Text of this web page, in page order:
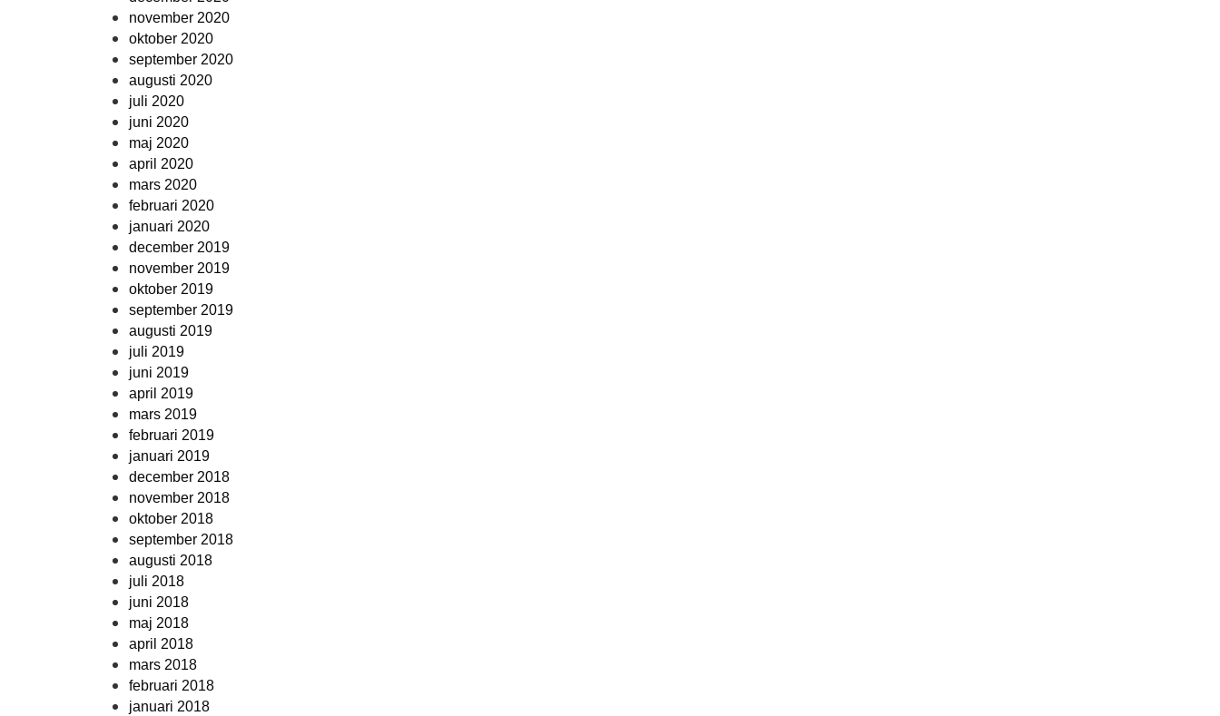
november 2020
oktober 2020
september 2020
augusti 2020
juli 2020
juni 2020
maj 2020
april 2020
mars 2020
februari 2020
januari 2020
december 2019
november 2019
oktober 2019
september 2019
augusti 2019
juli 2019
juni 2019
april 2019
mars 2019
februari 2019
januari 2019
december 2018
november 2018
oktober 2018
september 2018
augusti 2018
juli 2018
juni 2018
maj 2018
april 2018
mars 2018
februari 2018
januari 2018